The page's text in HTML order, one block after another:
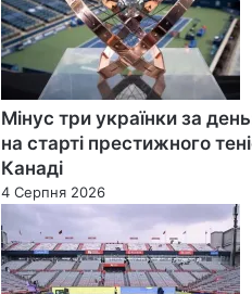
Мінус три українки за
на старті престижного
Канаді
4 Серпня 2026